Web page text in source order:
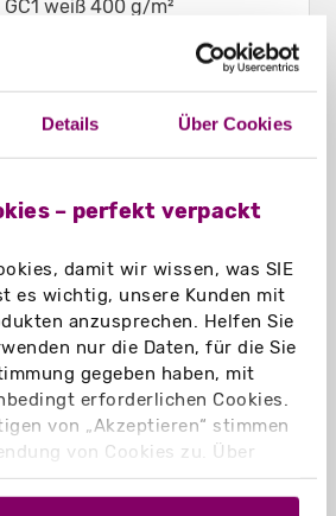
Details Über Cookies
– perfekt verpackt
damit wir wissen, was SIE
es wichtig, unsere Kunden mit
anzusprechen. Helfen Sie
nur die Daten, für die Sie
gegeben haben, mit
erforderlichen Cookies.
von „Akzeptieren“ stimmen
von Cookies zu. Über
können Sie auswählen, welche
Hier finden Sie unser
weiß 400 g/m²
450 g/m²
450 g/m²
für Broschüren oder
Dicke